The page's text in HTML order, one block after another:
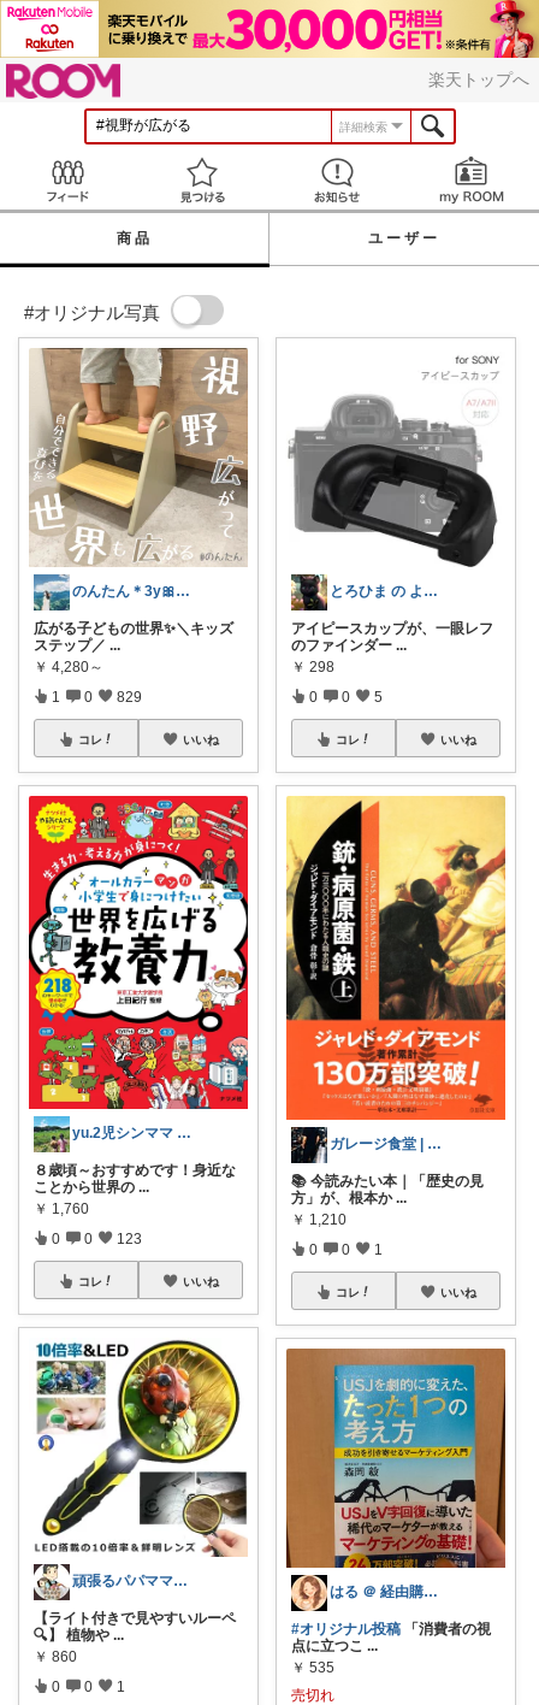
楽天トップへ
詳細検索
見つける お知らせ
商品 ユーザー
#オリジナル写真
のんたん＊3y🎀1y👶🏻🍼
広がる子どもの世界✨＼キッズ
ステップ／ ...
￥ 4,280～
1 0 829
コレ いいね
yu.2児シンママ いつも心から感謝です
８歳頃～おすすめです！身近な
ことから世界の ...
￥ 1,760
0 0 123
コレ いいね
頑張るパパママ応援隊@育児・子供用品紹介
【ライト付きで見やすいルーペ
🔍】 植物や ...
￥ 860
0 0 1
とろひま の よろず屋～お得な商品たち～
アイピースカップが、一眼レフ
のファインダー ...
￥ 298
0 0 5
コレ いいね
ガレージ食堂 | 開業準備中
📚 今読みたい本｜「歴史の見
方」が、根本か ...
￥ 1,210
0 0 1
コレ いいね
はる ＠ 経由購入感謝です✨
#オリジナル投稿 「消費者の視
点に立つこ ...
￥ 535
売切れ